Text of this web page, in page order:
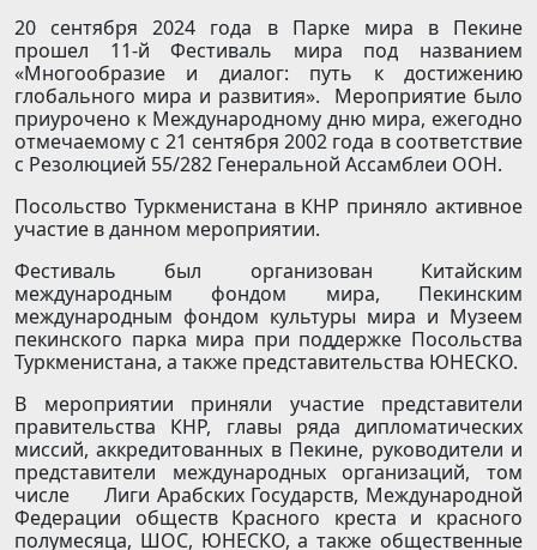
20 сентября 2024 года в Парке мира в Пекине
прошел 11-й Фестиваль мира под названием
«Многообразие и диалог: путь к достижению
глобального мира и развития». Мероприятие было
приурочено к Международному дню мира, ежегодно
отмечаемому с 21 сентября 2002 года в соответствие
с Резолюцией 55/282 Генеральной Ассамблеи ООН.
Посольство Туркменистана в КНР приняло активное
участие в данном мероприятии.
Фестиваль был организован Китайским
международным фондом мира, Пекинским
международным фондом культуры мира и Музеем
пекинского парка мира при поддержке Посольства
Туркменистана, а также представительства ЮНЕСКО.
В мероприятии приняли участие представители
правительства КНР, главы ряда дипломатических
миссий, аккредитованных в Пекине, руководители и
представители международных организаций, том
числе Лиги Арабских Государств, Международной
Федерации обществ Красного креста и красного
полумесяца, ШОС, ЮНЕСКО, а также общественные